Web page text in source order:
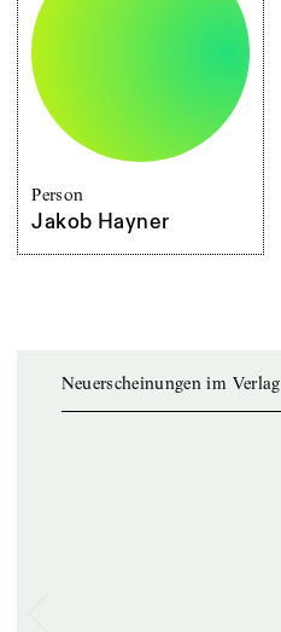
Person
Jakob Hayner
Neuerscheinungen im Verlag